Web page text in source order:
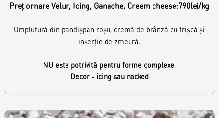
Preț ornare Velur, Icing, Ganache, Creem cheese:790lei/kg
Umplutură din pandișpan roșu, cremă de brânză cu frișcă și
inserție de zmeură.
NU este potrivită pentru forme complexe.
Decor - icing sau nacked